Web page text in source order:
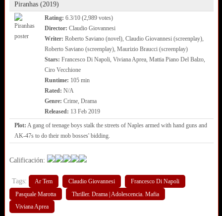
Piranhas (2019)
Rating: 6.3/10 (2,989 votes)
Director: Claudio Giovannesi
Writer: Roberto Saviano (novel), Claudio Giovannesi (screenplay),
Roberto Saviano (screenplay), Maurizio Braucci (screenplay)
Stars: Francesco Di Napoli, Viviana Aprea, Mattia Piano Del Balzo,
Ciro Vecchione
Runtime: 105 min
Rated: N/A
Genre: Crime, Drama
Released: 13 Feb 2019
Plot: A gang of teenage boys stalk the streets of Naples armed with hand guns and
AK-47s to do their mob bosses' bidding.
Calificación:
Tags: Ar Tem Claudio Giovannesi
Francesco Di Napoli
Pasquale Marotta
Thriller. Drama | Adolescencia. Mafia
Viviana Aprea